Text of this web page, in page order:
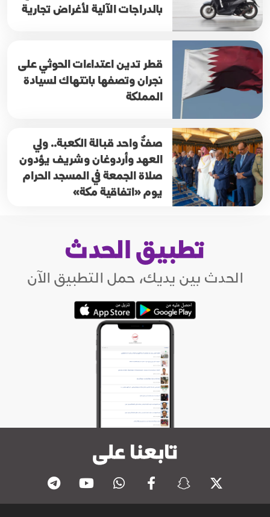
بالدراجات الآلية لأغراض تجارية
قطر تدين اعتداءات الحوثي على
نجران وتصفها بانتهاك لسيادة
المملكة
صفٌّ واحد قبالة الكعبة.. ولي
العهد وأردوغان وشريف يؤدون
صلاة الجمعة في المسجد الحرام
يوم «اتفاقية مكة»
تطبيق الحدث
الحدث بين يديك، حمل التطبيق الآن
تابعنا على